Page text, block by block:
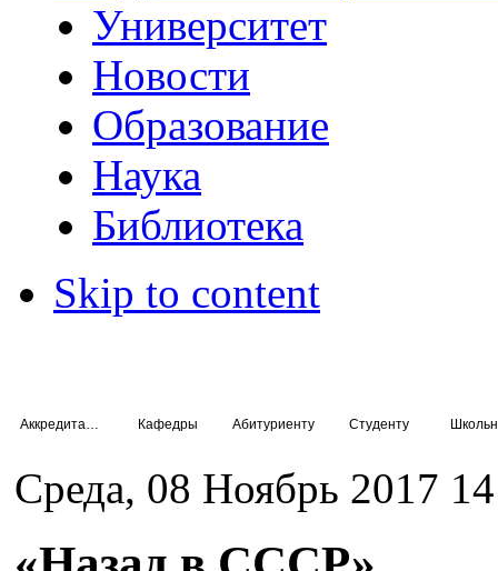
Университет
Новости
Образование
Наука
Библиотека
Skip to content
Кафедры Абитуриенту Студенту
Среда, 08 Ноябрь 2017